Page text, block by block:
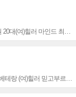
대(여)힐러 마인드 최상
테랑 (여)힐러 믿고부르는